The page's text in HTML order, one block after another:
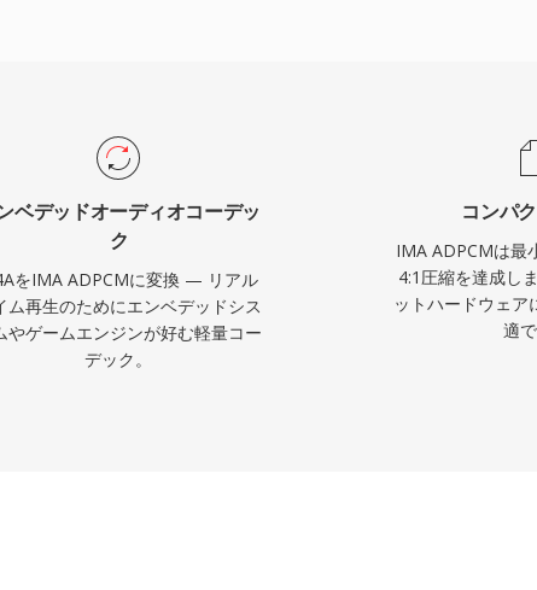
ベデッドオーディオコーデッ
ク
をIMA ADPCMに変換 — リアル
ム再生のためにエンベデッドシス
やゲームエンジンが好む軽量コー
デック。
コンパ
IMA ADPCMは最
4:1圧縮を達成し
ットハードウェア
適で